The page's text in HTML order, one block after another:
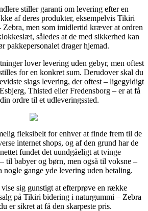
stiller garanti om levering efter en
af deres produkter, eksempelvis Tikiri
men som imidlertid kræver at ordren
således at de med sikkerhed kan
pakkepersonalet drager hjemad.
lover levering uden gebyr, men oftest
for en konkret sum. Derudover skal du
slags levering, der oftest – ligegyldigt
Thisted eller Fredensborg – er at få
ordre til et udleveringssted.
fleksibelt for enhver at finde frem til de
internet shops, og af den grund har de
fundet det uundgåeligt at tvinge
til babyer og børn, men også til voksne –
gange yde levering uden betaling.
sig gunstigt at efterprøve en række
på Tikiri bidering i naturgummi – Zebra
er sikret at få den skarpeste pris.